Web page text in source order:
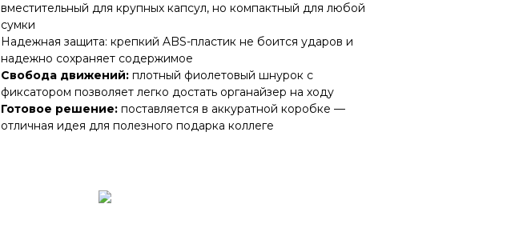
вместительный для крупных капсул, но компактный для любой
сумки
Надежная защита: крепкий ABS-пластик не боится ударов и
надежно сохраняет содержимое
Свобода движений: плотный фиолетовый шнурок с
фиксатором позволяет легко достать органайзер на ходу
Готовое решение: поставляется в аккуратной коробке —
отличная идея для полезного подарка коллеге